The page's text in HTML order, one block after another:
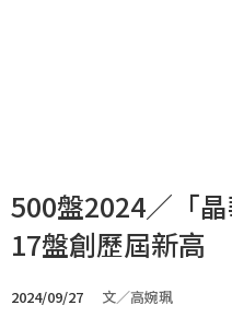
500盤2024／「
17盤創歷屆新高
2024/09/27 文／高婉珮